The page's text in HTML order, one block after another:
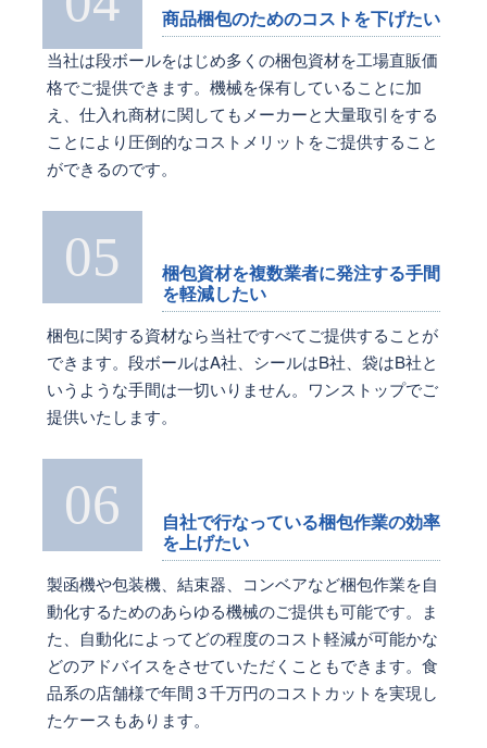
商品梱包のためのコストを下げたい
当社は段ボールをはじめ多くの梱包資材を工場直販価
格でご提供できます。機械を保有していることに加
え、仕入れ商材に関してもメーカーと大量取引をする
ことにより圧倒的なコストメリットをご提供すること
ができるのです。
05
梱包資材を複数業者に発注する手間
を軽減したい
梱包に関する資材なら当社ですべてご提供することが
できます。段ボールはA社、シールはB社、袋はB社と
いうような手間は一切いりません。ワンストップでご
提供いたします。
06
自社で行なっている梱包作業の効率
を上げたい
製函機や包装機、結束器、コンベアなど梱包作業を自
動化するためのあらゆる機械のご提供も可能です。ま
た、自動化によってどの程度のコスト軽減が可能かな
どのアドバイスをさせていただくこともできます。食
品系の店舗様で年間３千万円のコストカットを実現し
たケースもあります。